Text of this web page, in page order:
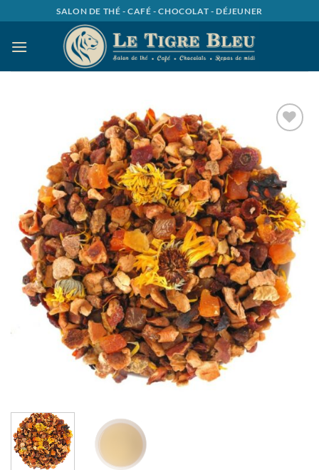
au
contenu
SALON DE THÉ - CAFÉ - CHOCOLAT - DÉJEUNER
wishlist